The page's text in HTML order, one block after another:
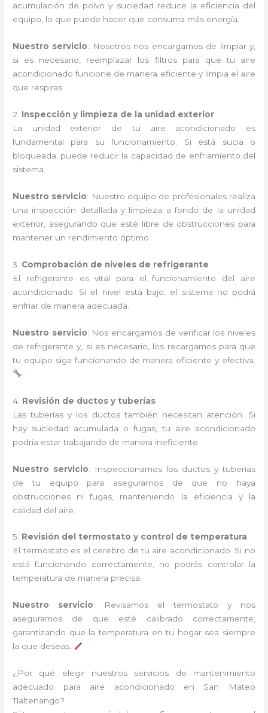
acumulación de polvo y suciedad reduce la eficiencia del
equipo, lo que puede hacer que consuma más energía.
Nuestro servicio: Nosotros nos encargamos de limpiar y,
si es necesario, reemplazar los filtros para que tu aire
acondicionado funcione de manera eficiente y limpia el aire
que respiras.
2. Inspección y limpieza de la unidad exterior
La unidad exterior de tu aire acondicionado es
fundamental para su funcionamiento. Si está sucia o
bloqueada, puede reducir la capacidad de enfriamiento del
sistema.
Nuestro servicio: Nuestro equipo de profesionales realiza
una inspección detallada y limpieza a fondo de la unidad
exterior, asegurando que esté libre de obstrucciones para
mantener un rendimiento óptimo.
3. Comprobación de niveles de refrigerante
El refrigerante es vital para el funcionamiento del aire
acondicionado. Si el nivel está bajo, el sistema no podrá
enfriar de manera adecuada.
Nuestro servicio: Nos encargamos de verificar los niveles
de refrigerante y, si es necesario, los recargamos para que
tu equipo siga funcionando de manera eficiente y efectiva.
4. Revisión de ductos y tuberías
Las tuberías y los ductos también necesitan atención. Si
hay suciedad acumulada o fugas, tu aire acondicionado
podría estar trabajando de manera ineficiente.
Nuestro servicio: Inspeccionamos los ductos y tuberías
de tu equipo para asegurarnos de que no haya
obstrucciones ni fugas, manteniendo la eficiencia y la
calidad del aire.
5. Revisión del termostato y control de temperatura
El termostato es el cerebro de tu aire acondicionado. Si no
está funcionando correctamente, no podrás controlar la
temperatura de manera precisa.
Nuestro servicio: Revisamos el termostato y nos
aseguramos de que esté calibrado correctamente,
garantizando que la temperatura en tu hogar sea siempre
la que deseas.
¿Por qué elegir nuestros servicios de mantenimiento
adecuado para aire acondicionado en San Mateo
Tlaltenango?